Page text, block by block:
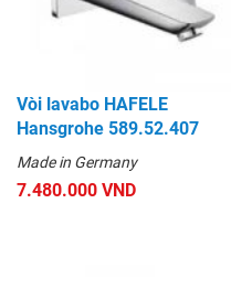
Vòi lavabo HAFELE
Hansgrohe 589.52.407
Made in Germany
7.480.000 VND